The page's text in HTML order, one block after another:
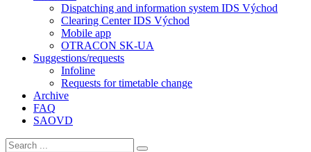
Dispatching and information system IDS Východ
Clearing Center IDS Východ
Mobile app
OTRACON SK-UA
Suggestions/requests
Infoline
Requests for timetable change
Archive
FAQ
SAOVD